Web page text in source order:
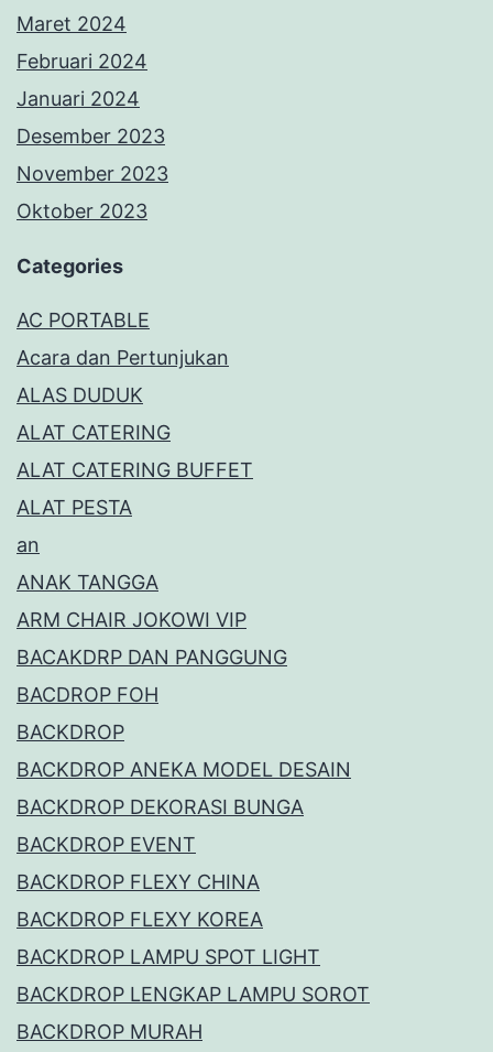
Maret 2024
Februari 2024
Januari 2024
Desember 2023
November 2023
Oktober 2023
Categories
AC PORTABLE
Acara dan Pertunjukan
ALAS DUDUK
ALAT CATERING
ALAT CATERING BUFFET
ALAT PESTA
an
ANAK TANGGA
ARM CHAIR JOKOWI VIP
BACAKDRP DAN PANGGUNG
BACDROP FOH
BACKDROP
BACKDROP ANEKA MODEL DESAIN
BACKDROP DEKORASI BUNGA
BACKDROP EVENT
BACKDROP FLEXY CHINA
BACKDROP FLEXY KOREA
BACKDROP LAMPU SPOT LIGHT
BACKDROP LENGKAP LAMPU SOROT
BACKDROP MURAH